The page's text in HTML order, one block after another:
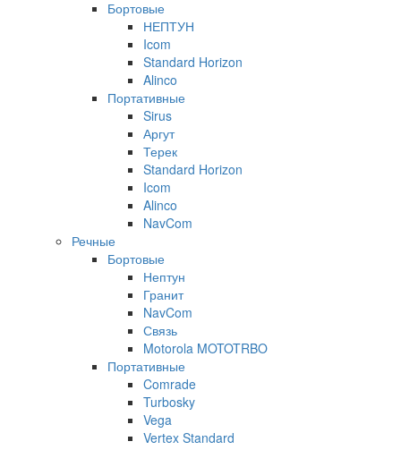
Бортовые
НЕПТУН
Icom
Standard Horizon
Alinco
Портативные
Sirus
Аргут
Терек
Standard Horizon
Icom
Alinco
NavCom
Речные
Бортовые
Нептун
Гранит
NavCom
Связь
Motorola MOTOTRBO
Портативные
Comrade
Turbosky
Vega
Vertex Standard